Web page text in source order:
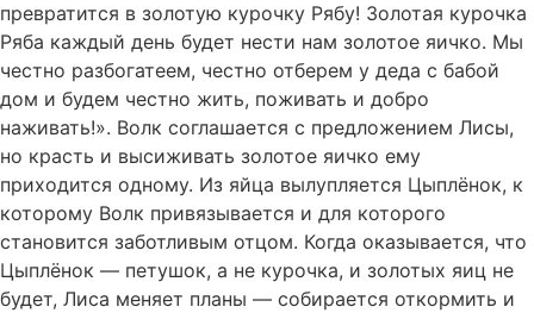
превратится в золотую курочку Рябу! Золотая курочка
Ряба каждый день будет нести нам золотое яичко. Мы
честно разбогатеем, честно отберем у деда с бабой
дом и будем честно жить, поживать и добро
наживать!». Волк соглашается с предложением Лисы,
но красть и высиживать золотое яичко ему
приходится одному. Из яйца вылупляется Цыплёнок, к
которому Волк привязывается и для которого
становится заботливым отцом. Когда оказывается, что
Цыплёнок — петушок, а не курочка, и золотых яиц не
будет, Лиса меняет планы — собирается откормить и